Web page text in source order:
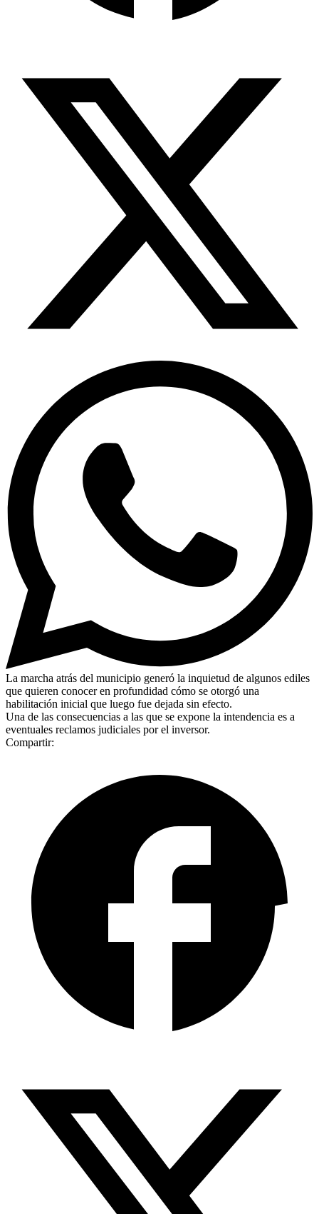
La marcha atrás del municipio generó la inquietud de algunos ediles
que quieren conocer en profundidad cómo se otorgó una
habilitación inicial que luego fue dejada sin efecto.
Una de las consecuencias a las que se expone la intendencia es a
eventuales reclamos judiciales por el inversor.
Compartir: